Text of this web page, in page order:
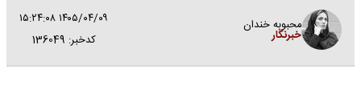
محبوبه خندان
خبرنگار
۱۴۰۵/۰۴/۰۹ ۱۵:۲۴:۰۸
کدخبر: 136049